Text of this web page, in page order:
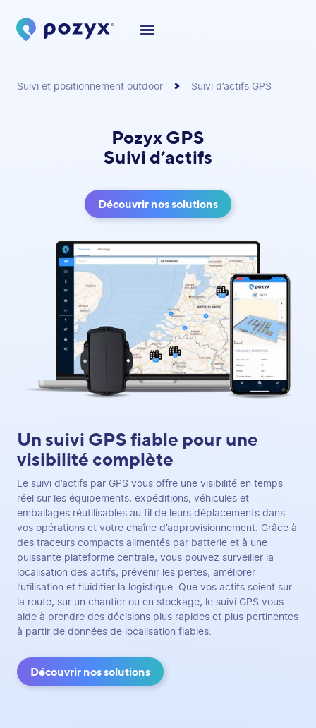
Suivi et positionnement outdoor Suivi d’actifs GPS
Pozyx GPS
Suivi d’actifs
Découvrir nos solutions
Un suivi GPS fiable pour une
visibilité complète
Le suivi d’actifs par GPS vous offre une visibilité en temps
réel sur les équipements, expéditions, véhicules et
emballages réutilisables au fil de leurs déplacements dans
vos opérations et votre chaîne d’approvisionnement. Grâce à
des traceurs compacts alimentés par batterie et à une
puissante plateforme centrale, vous pouvez surveiller la
localisation des actifs, prévenir les pertes, améliorer
l’utilisation et fluidifier la logistique. Que vos actifs soient sur
la route, sur un chantier ou en stockage, le suivi GPS vous
aide à prendre des décisions plus rapides et plus pertinentes
à partir de données de localisation fiables.
Découvrir nos solutions